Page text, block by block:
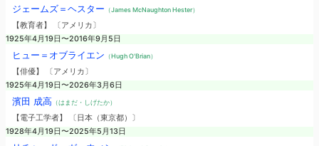
ジェームズ＝ヘスター （James McNaughton Hester）
【教育者】 〔アメリカ〕
1925年4月19日〜2016年9月5日
ヒュー＝オブライエン （Hugh O'Brian）
【俳優】 〔アメリカ〕
1925年4月19日〜2026年3月6日
濱田 成高 （はまだ・しげたか）
【電子工学者】 〔日本（東京都）〕
1928年4月19日〜2025年5月13日